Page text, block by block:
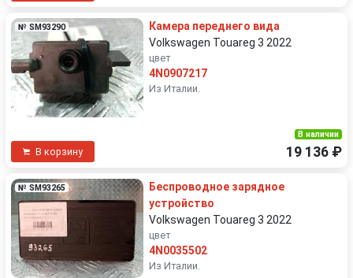
№ SM93290
Камера переднего вида
Volkswagen Touareg 3 2022
цвет
4N0907217
Из Италии.
В корзину
В наличии
19 136 ₽
№ SM93265
Беспроводное зарядное
устройство
Volkswagen Touareg 3 2022
цвет
4N0035502
Из Италии.